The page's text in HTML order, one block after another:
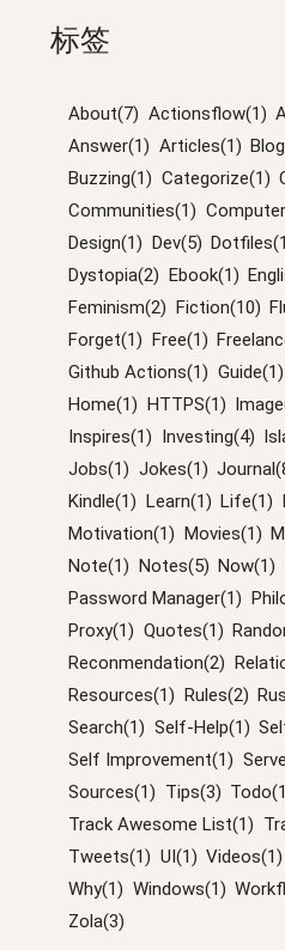
标签
About(7) Actionsflow(1)
Answer(1) Articles(1)
Buzzing(1) Categorize(1)
Communities(1)
Design(1) Dev(5)
Dystopia(2) Ebook(1)
Feminism(2) Fiction(10)
Forget(1) Free(1)
Github Actions(1) Guide(1)
Home(1) HTTPS(1)
Inspires(1) Investing(4)
Jobs(1) Jokes(1)
Kindle(1) Learn(1) Life(1)
Motivation(1) Movies(1)
Note(1) Notes(5) Now(1)
Password Manager(1)
Proxy(1) Quotes(1)
Reconmendation(2)
Resources(1) Rules(2)
Search(1) Self-Help(1)
Self Improvement(1)
Sources(1) Tips(3)
Track Awesome List(1)
Tweets(1) UI(1) Videos(1)
Why(1) Windows(1)
Zola(3)